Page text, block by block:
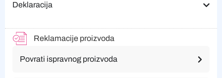
Deklaracija
Reklamacije proizvoda
Povrati ispravnog proizvoda